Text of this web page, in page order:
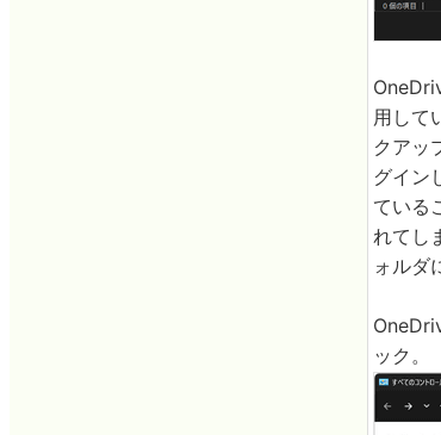
用して
クアッ
グイン
ている
れてし
ォルダ
ック。